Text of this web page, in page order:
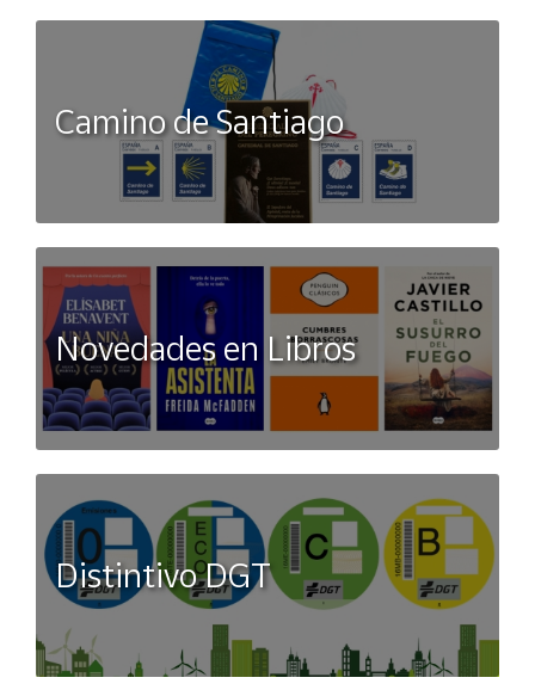
Camino de Santiago
Novedades en Libros
Distintivo DGT